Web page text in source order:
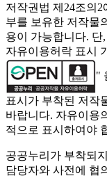
저작권법 제24조의
부를 보유한 저작물
용이 가능합니다.
자유이용허락 표시
"
표시가 부착된 저작
바랍니다. 자유이용
적으로 표시하여야
공공누리가 부착되
담당자와 사전에 협